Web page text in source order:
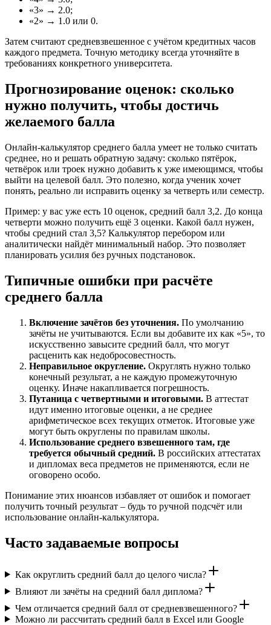
«3» → 2.0;
«2» → 1.0 или 0.
Затем считают средневзвешенное с учётом кредитных часов
каждого предмета. Точную методику всегда уточняйте в
требованиях конкретного университета.
Прогнозирование оценок: сколько
нужно получить, чтобы достичь
желаемого балла
Онлайн-калькулятор среднего балла умеет не только считать
среднее, но и решать обратную задачу: сколько пятёрок,
четвёрок или троек нужно добавить к уже имеющимся, чтобы
выйти на целевой балл. Это полезно, когда ученик хочет
понять, реально ли исправить оценку за четверть или семестр.
Пример: у вас уже есть 10 оценок, средний балл 3,2. До конца
четверти можно получить ещё 3 оценки. Какой балл нужен,
чтобы средний стал 3,5? Калькулятор перебором или
аналитически найдёт минимальный набор. Это позволяет
планировать усилия без ручных подстановок.
Типичные ошибки при расчёте
среднего балла
Включение зачётов без уточнения. По умолчанию
зачёты не учитываются. Если вы добавите их как «5», то
искусственно завысите средний балл, что могут
расценить как недобросовестность.
Неправильное округление. Округлять нужно только
конечный результат, а не каждую промежуточную
оценку. Иначе накапливается погрешность.
Путаница с четвертными и итоговыми. В аттестат
идут именно итоговые оценки, а не среднее
арифметическое всех текущих отметок. Итоговые уже
могут быть округлены по правилам школы.
Использование среднего взвешенного там, где
требуется обычный средний. В российских аттестатах
и дипломах веса предметов не применяются, если не
оговорено особо.
Понимание этих нюансов избавляет от ошибок и помогает
получить точный результат – будь то ручной подсчёт или
использование онлайн-калькулятора.
Часто задаваемые вопросы
Как округлить средний балл до целого числа?
Влияют ли зачёты на средний балл диплома?
Чем отличается средний балл от средневзвешенного?
Можно ли рассчитать средний балл в Excel или Google